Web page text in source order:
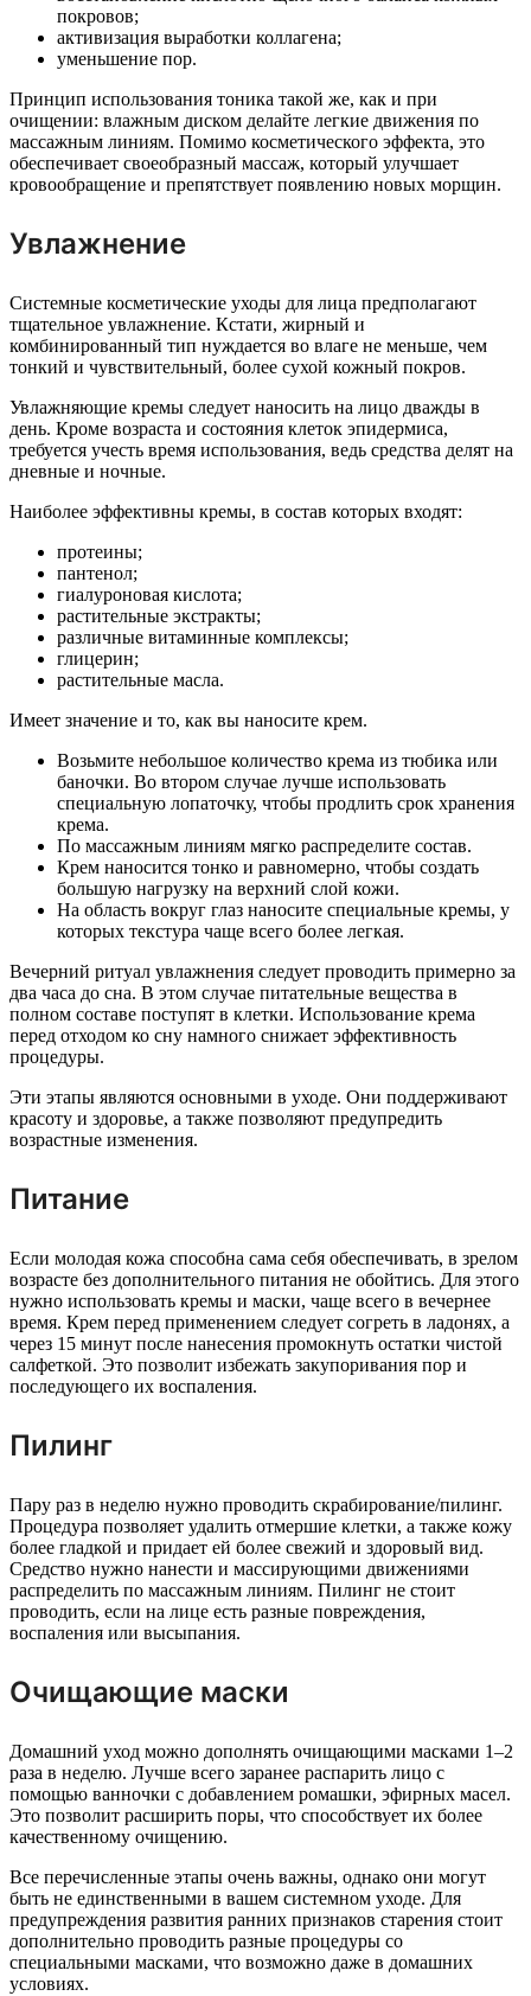
покровов;
активизация выработки коллагена;
уменьшение пор.
Принцип использования тоника такой же, как и при
очищении: влажным диском делайте легкие движения по
массажным линиям. Помимо косметического эффекта, это
обеспечивает своеобразный массаж, который улучшает
кровообращение и препятствует появлению новых морщин.
Увлажнение
Системные косметические уходы для лица предполагают
тщательное увлажнение. Кстати, жирный и
комбинированный тип нуждается во влаге не меньше, чем
тонкий и чувствительный, более сухой кожный покров.
Увлажняющие кремы следует наносить на лицо дважды в
день. Кроме возраста и состояния клеток эпидермиса,
требуется учесть время использования, ведь средства делят на
дневные и ночные.
Наиболее эффективны кремы, в состав которых входят:
протеины;
пантенол;
гиалуроновая кислота;
растительные экстракты;
различные витаминные комплексы;
глицерин;
растительные масла.
Имеет значение и то, как вы наносите крем.
Возьмите небольшое количество крема из тюбика или
баночки. Во втором случае лучше использовать
специальную лопаточку, чтобы продлить срок хранения
крема.
По массажным линиям мягко распределите состав.
Крем наносится тонко и равномерно, чтобы создать
большую нагрузку на верхний слой кожи.
На область вокруг глаз наносите специальные кремы, у
которых текстура чаще всего более легкая.
Вечерний ритуал увлажнения следует проводить примерно за
два часа до сна. В этом случае питательные вещества в
полном составе поступят в клетки. Использование крема
перед отходом ко сну намного снижает эффективность
процедуры.
Эти этапы являются основными в уходе. Они поддерживают
красоту и здоровье, а также позволяют предупредить
возрастные изменения.
Питание
Если молодая кожа способна сама себя обеспечивать, в зрелом
возрасте без дополнительного питания не обойтись. Для этого
нужно использовать кремы и маски, чаще всего в вечернее
время. Крем перед применением следует согреть в ладонях, а
через 15 минут после нанесения промокнуть остатки чистой
салфеткой. Это позволит избежать закупоривания пор и
последующего их воспаления.
Пилинг
Пару раз в неделю нужно проводить скрабирование/пилинг.
Процедура позволяет удалить отмершие клетки, а также кожу
более гладкой и придает ей более свежий и здоровый вид.
Средство нужно нанести и массирующими движениями
распределить по массажным линиям. Пилинг не стоит
проводить, если на лице есть разные повреждения,
воспаления или высыпания.
Очищающие маски
Домашний уход можно дополнять очищающими масками 1–2
раза в неделю. Лучше всего заранее распарить лицо с
помощью ванночки с добавлением ромашки, эфирных масел.
Это позволит расширить поры, что способствует их более
качественному очищению.
Все перечисленные этапы очень важны, однако они могут
быть не единственными в вашем системном уходе. Для
предупреждения развития ранних признаков старения стоит
дополнительно проводить разные процедуры со
специальными масками, что возможно даже в домашних
условиях.